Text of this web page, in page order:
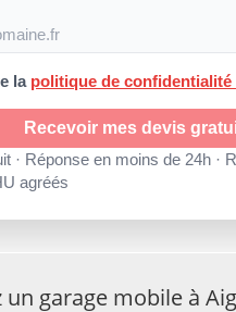
la politique de confidentialité
Recevoir mes devis
· Réponse en moins de 24h ·
agréés
un garage mobile à